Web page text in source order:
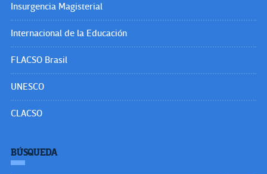
Insurgencia Magisterial
Internacional de la Educación
FLACSO Brasil
UNESCO
CLACSO
BÚSQUEDA